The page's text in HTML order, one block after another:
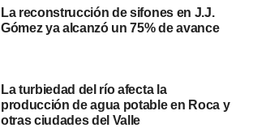
La reconstrucción de sifones en J.J.
Gómez ya alcanzó un 75% de avance
La turbiedad del río afecta la
producción de agua potable en Roca y
otras ciudades del Valle